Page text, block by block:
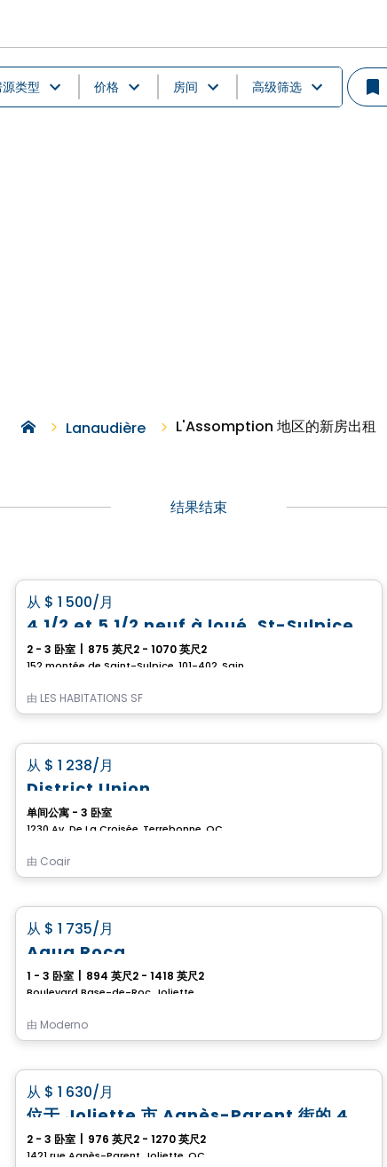
类型 价格 房间 高级筛选
Lanaudière L'Assomption 地区的新房出租
结果结束
从 $ 1 500/月
4 1/2 et 5 1/2 neuf à loué, St-Sulpice
2 - 3 卧室 875 英尺2 - 1070 英尺2
由 LES HABITATIONS SF
公寓
从 $ 1 238/月
District Union
单间公寓 - 3 卧室
1230 Av. De La Croisée, Terrebonne, QC
由 Cogir
公寓
从 $ 1 735/月
Aqua Roca
1 - 3 卧室 894 英尺2 - 1418 英尺2
Boulevard Base-de-Roc, Joliette
由 Moderno
公寓
从 $ 1 630/月
2 - 3 卧室 976 英尺2 - 1270 英尺2
1421 rue Agnès-Parent, Joliette, QC